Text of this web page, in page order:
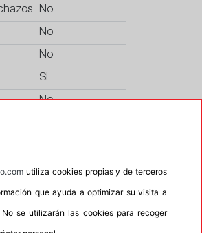
No
No
No
Si
No
No
No
Información Eprel
utiliza cookies propias y de terceros
que ayuda a optimizar su visita a
se utilizarán las cookies para recoger